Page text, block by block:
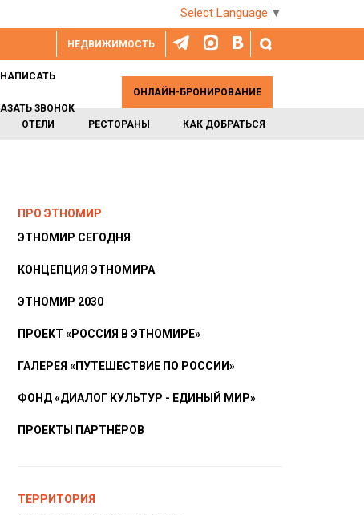
Select Language ▼
НЕДВИЖИМОСТЬ
ОТЕЛИ РЕСТОРАНЫ КАК ДОБРАТЬСЯ
НАПИСАТЬ
ЗВОНОК
ОНЛАЙН-БРОНИРОВАНИЕ
ПРО ЭТНОМИР
ЭТНОМИР СЕГОДНЯ
КОНЦЕПЦИЯ ЭТНОМИРА
ЭТНОМИР 2030
ПРОЕКТ «РОССИЯ В ЭТНОМИРЕ»
ГАЛЕРЕЯ «ПУТЕШЕСТВИЕ ПО РОССИИ»
ФОНД «ДИАЛОГ КУЛЬТУР - ЕДИНЫЙ МИР»
ПРОЕКТЫ ПАРТНЁРОВ
ТЕРРИТОРИЯ